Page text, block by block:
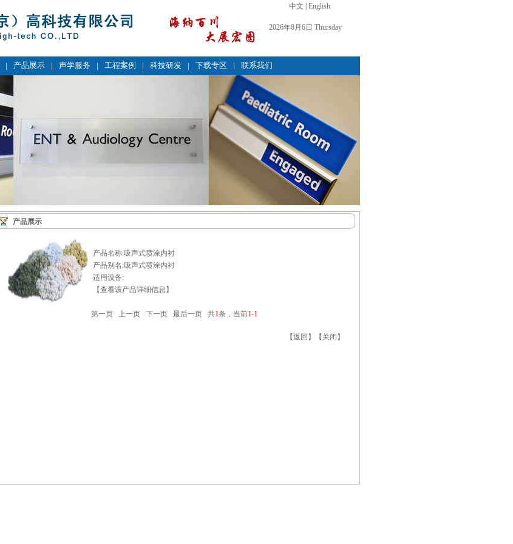
中文 English
2026年8月6日 Thursday
| 产品展示 | 声学服务 | 工程案例 | 科技研发 | 下载专区 | 联系我们
产品展示
产品名称:吸声式喷涂内衬
产品别名:吸声式喷涂内衬
适用设备:
【查看该产品详细信息】
第一页 上一页 下一页 最后一页 共1条，当前1-1
【返回 】【 关闭 】